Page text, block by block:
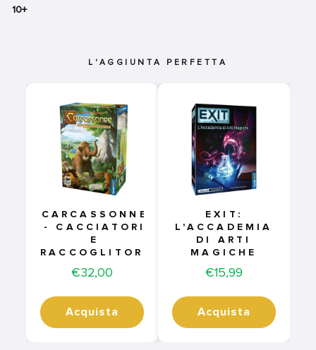
10+
L'AGGIUNTA PERFETTA
CARCASSONNE
- CACCIATORI
E
RACCOGLITORI
Price
€32,00
Acquista
EXIT:
L'ACCADEMIA
DI ARTI
MAGICHE
Price
€15,99
Acquista